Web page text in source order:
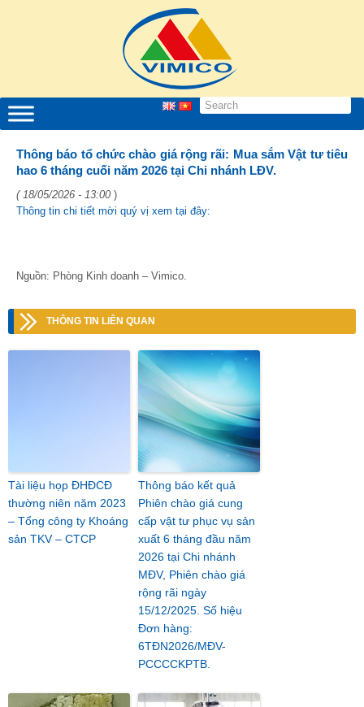
Thông báo tổ chức chào giá rộng rãi: Mua sắm Vật tư tiêu
hao 6 tháng cuối năm 2026 tại Chi nhánh LĐV.
( 18/05/2026 - 13:00 )
Thông tin chi tiết mời quý vị xem tại đây:
Nguồn: Phòng Kinh doanh – Vimico.
THÔNG TIN LIÊN QUAN
Tài liệu họp ĐHĐCĐ
thường niên năm 2023
– Tổng công ty Khoáng
sản TKV – CTCP
Thông báo kết quả
Phiên chào giá cung
cấp vật tư phục vụ sản
xuất 6 tháng đầu năm
2026 tại Chi nhánh
MĐV, Phiên chào giá
rộng rãi ngày
15/12/2025. Số hiệu
Đơn hàng:
6TĐN2026/MĐV-
PCCCCKPTB.